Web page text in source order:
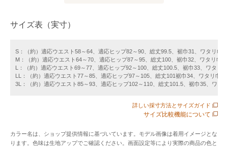
ろ左右飾りポケット
【洗濯方法】
洗濯機可･ドライ不可
※裁断により柄の出方が写真と異なる場合がございます。
【メーカー品番】370378
サイズ表（実寸）
S：（約）適応ウエスト58～64、適応ヒップ82～90、総丈99.5、裾巾31、ワタリ巾
M：（約）適応ウエスト64～70、適応ヒップ87～95、総丈100、裾巾32、ワタリ巾
L：（約）適応ウエスト69～77、適応ヒップ92～100、総丈100.5、裾巾33、ワタリ
LL：（約）適応ウエスト77～85、適応ヒップ97～105、総丈101裾巾34、ワタリ巾
3L：（約）適応ウエスト85～93、適応ヒップ102～110、総丈101.5、裾巾35、ワタ
詳しい採寸方法とサイズガイド
サイズ比較機能について
カラー名は、ショップ提供情報に基づいています。モデル画像は着用イメージとな
ります。色味は生地アップでご確認ください。画面設定等により実際の商品の色と